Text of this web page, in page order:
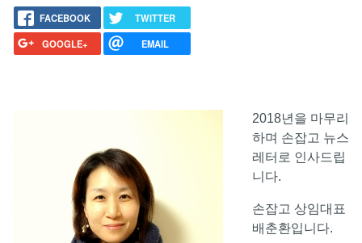
FACEBOOK
TWITTER
GOOGLE+
EMAIL
2018년을 마무리
하며 손잡고 뉴스
레터로 인사드립
니다.
손잡고 상임대표
배춘환입니다.